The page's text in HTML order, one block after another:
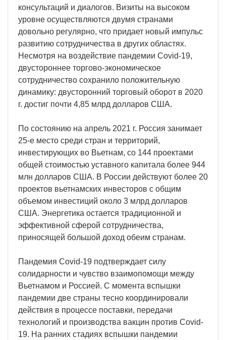
консультаций и диалогов. Визиты на высоком
уровне осуществляются двумя странами
довольно регулярно, что придает новый импульс
развитию сотрудничества в других областях.
Несмотря на воздействие пандемии Covid-19,
двустороннее торгово-экономическое
сотрудничество сохранило положительную
динамику: двусторонний торговый оборот в 2020
г. достиг почти 4,85 млрд долларов США.
По состоянию на апрель 2021 г. Россия занимает
25-е место среди стран и территорий,
инвестирующих во Вьетнам, со 144 проектами
общей стоимостью уставного капитала более 944
млн долларов США. В России действуют более 20
проектов вьетнамских инвесторов с общим
объемом инвестиций около 3 млрд долларов
США. Энергетика остается традиционной и
эффективной сферой сотрудничества,
приносящей большой доход обеим странам.
Пандемия Covid-19 подтверждает силу
солидарности и чувство взаимопомощи между
Вьетнамом и Россией. С момента вспышки
пандемии две страны тесно координировали
действия в процессе поставки, передачи
технологий и производства вакцин против Covid-
19. На ранних стадиях вспышки пандемии